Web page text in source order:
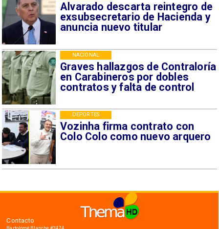
Alvarado descarta reintegro de
exsubsecretario de Hacienda y
anuncia nuevo titular
Graves hallazgos de Contraloría
en Carabineros por dobles
contratos y falta de control
NACIONAL
Vozinha firma contrato con
Colo Colo como nuevo arquero
DEPORTES
Contacto